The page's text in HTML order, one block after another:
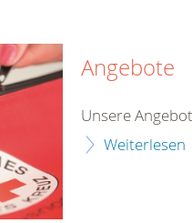
Angebote
Unsere
Weiterlesen